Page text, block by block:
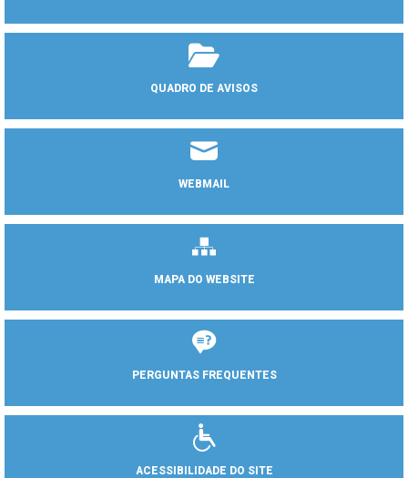
QUADRO DE AVISOS
WEBMAIL
MAPA DO WEBSITE
PERGUNTAS FREQUENTES
ACESSIBILIDADE DO SITE